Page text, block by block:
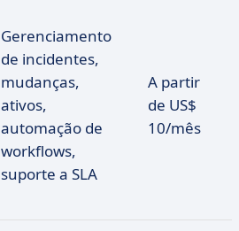
Gerenciamento
de incidentes,
mudanças,
ativos,
automação de
workflows,
suporte a SLA
A partir
de US$
10/mês